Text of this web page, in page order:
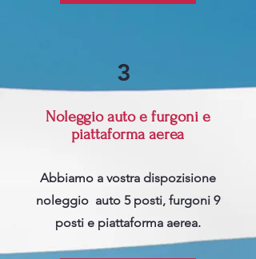
3
Noleggio auto e furgoni e
piattaforma aerea
Abbiamo a vostra dispozisione
noleggio auto 5 posti, furgoni 9
posti e piattaforma aerea.